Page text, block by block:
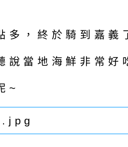
多，終於騎到嘉義
說當地海鮮非常好
~